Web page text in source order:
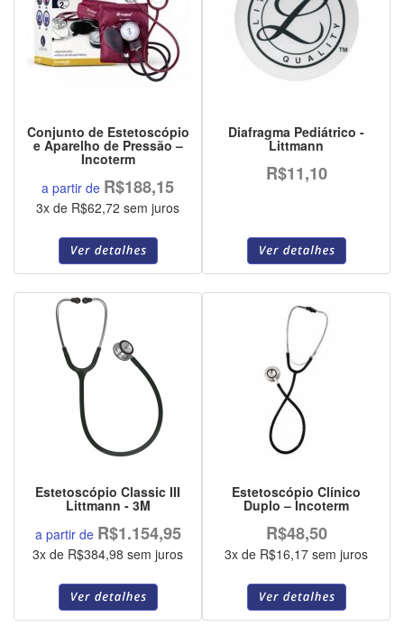
Conjunto de Estetoscópio
e Aparelho de Pressão –
Incoterm
a partir de R$188,15
3x de R$62,72 sem juros
Diafragma Pediátrico -
Littmann
R$11,10
Estetoscópio Classic III
Littmann - 3M
a partir de R$1.154,95
3x de R$384,98 sem juros
Estetoscópio Clínico
Duplo – Incoterm
R$48,50
3x de R$16,17 sem juros